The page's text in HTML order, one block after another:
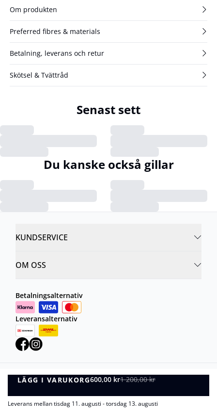
LÄGG I VARUKORG600,00 kr1 200,00 kr
LÄGG I VARUKORG
Leverans mellan tisdag 11. augusti - torsdag 13. augusti
Om produkten
Preferred fibres & materials
Betalning, leverans och retur
Skötsel & Tvättråd
Senast sett
Du kanske också gillar
KUNDSERVICE
OM OSS
Betalningsalternativ
Leveransalternativ
Integritetspolicy Villkor
©DK Company Online AB 2026